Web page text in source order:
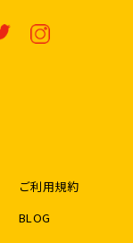
ご利用規約
BLOG